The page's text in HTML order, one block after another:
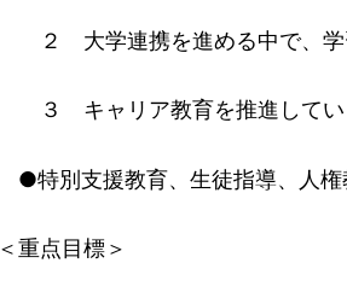
２ 大学連携を進める中で、学習
３ キャリア教育を推進していく
●特別支援教育、生徒指導、人権
＜重点目標＞